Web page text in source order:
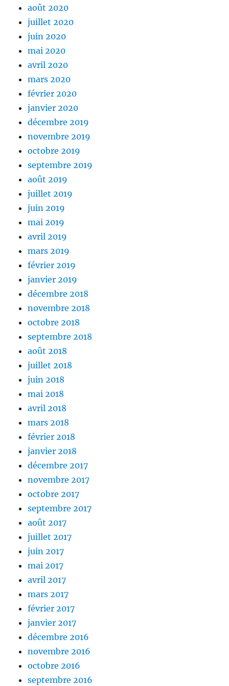
août 2020
juillet 2020
juin 2020
mai 2020
avril 2020
mars 2020
février 2020
janvier 2020
décembre 2019
novembre 2019
octobre 2019
septembre 2019
août 2019
juillet 2019
juin 2019
mai 2019
avril 2019
mars 2019
février 2019
janvier 2019
décembre 2018
novembre 2018
octobre 2018
septembre 2018
août 2018
juillet 2018
juin 2018
mai 2018
avril 2018
mars 2018
février 2018
janvier 2018
décembre 2017
novembre 2017
octobre 2017
septembre 2017
août 2017
juillet 2017
juin 2017
mai 2017
avril 2017
mars 2017
février 2017
janvier 2017
décembre 2016
novembre 2016
octobre 2016
septembre 2016